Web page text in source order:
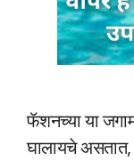
फॅशनच्या या
घालायचे असतात,